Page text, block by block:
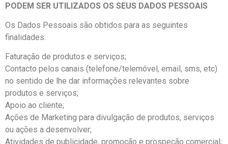
PODEM SER UTILIZADOS OS SEUS DADOS PESSOAIS
Os Dados Pessoais são obtidos para as seguintes
finalidades:
Faturação de produtos e serviços;
Contacto pelos canais (telefone/telemóvel, email, sms, etc)
no sentido de lhe dar informações relevantes sobre
produtos e serviços;
Apoio ao cliente;
Ações de Marketing para divulgação de produtos, serviços
ou ações a desenvolver;
Atividades de publicidade, promoção e prospeção comercial;